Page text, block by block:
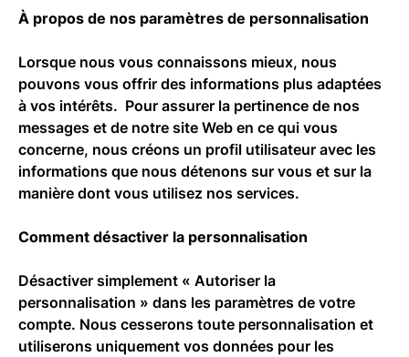
À propos de nos paramètres de personnalisation
Lorsque nous vous connaissons mieux, nous
pouvons vous offrir des informations plus adaptées
à vos intérêts. Pour assurer la pertinence de nos
messages et de notre site Web en ce qui vous
concerne, nous créons un profil utilisateur avec les
informations que nous détenons sur vous et sur la
manière dont vous utilisez nos services.
Comment désactiver la personnalisation
Désactiver simplement « Autoriser la
personnalisation » dans les paramètres de votre
compte. Nous cesserons toute personnalisation et
utiliserons uniquement vos données pour les